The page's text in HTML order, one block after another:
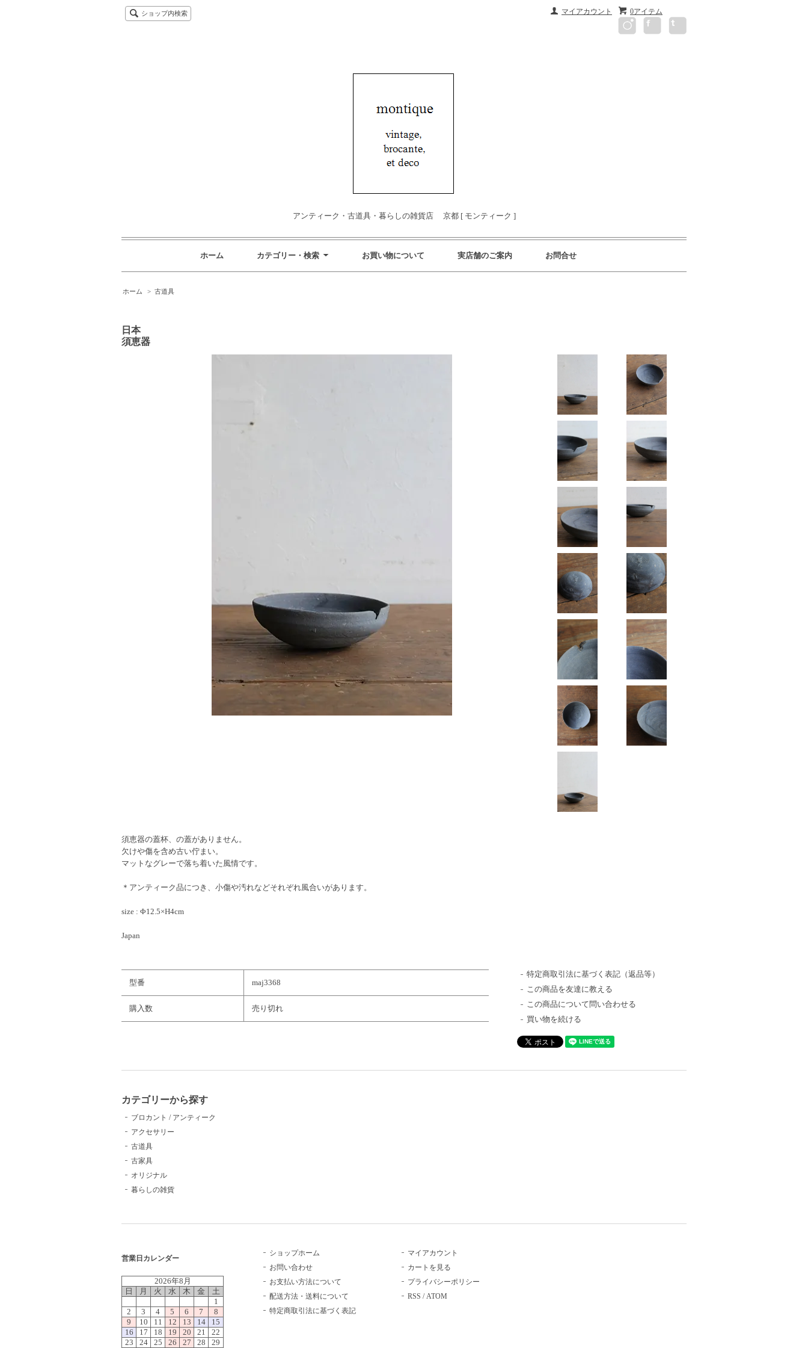
0アイテム
マイアカウント
ショップ内検索
アンティーク・古道具・暮らしの雑貨店 京都 [ モンティーク ]
ホーム カテゴリー・検索 お買い物について 実店舗のご案内 お問合せ
ホーム > 古道具
日本
須恵器
須恵器の蓋杯、の蓋がありません。
欠けや傷を含め古い佇まい。
マットなグレーで落ち着いた風情です。
＊アンティーク品につき、小傷や汚れなどそれぞれ風合いがあります。
size : Φ12.5×H4cm
Japan
型番 maj3368
購入数 売り切れ
特定商取引法に基づく表記（返品等）
この商品を友達に教える
この商品について問い合わせる
買い物を続ける
カテゴリーから探す
ブロカント / アンティーク
アクセサリー
古道具
古家具
オリジナル
暮らしの雑貨
営業日カレンダー
2026年8月
日
月 火 水 木 金
土
1
2
3 4 5 6 7
8
9
10 11 12 13 14
15
16
17 18 19 20 21
22
23
24 25 26 27 28 29
ショップホーム
お問い合わせ
お支払い方法について
配送方法・送料について
特定商取引法に基づく表記
マイアカウント
カートを見る
プライバシーポリシー
RSS /ATOM